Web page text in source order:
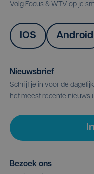
Volg Focus & WTV op je
IOS Android
Nieuwsbrief
Schrijf je in voor de
het meest recente nieuws
Bezoek ons